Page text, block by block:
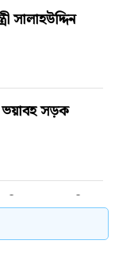
সালাহউদ্দিন
ভয়াবহ সড়ক
মনোনয়ন নিয়ে
বার্তা